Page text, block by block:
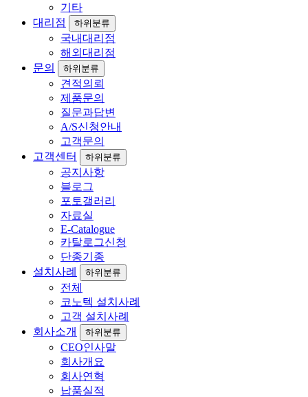
기타
대리점
하위분류
국내대리점
해외대리점
문의
하위분류
견적의뢰
제품문의
질문과답변
A/S신청안내
고객문의
고객센터
하위분류
공지사항
블로그
포토갤러리
자료실
E-Catalogue
카탈로그신청
단종기종
설치사례
하위분류
전체
코노텍 설치사례
고객 설치사례
회사소개
하위분류
CEO인사말
회사개요
회사연혁
납품실적